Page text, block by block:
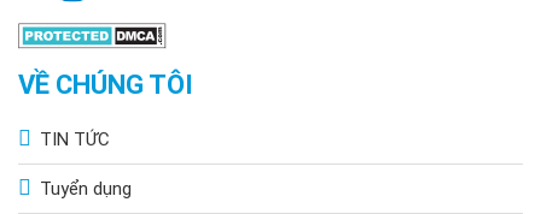
VỀ CHÚNG TÔI
TIN TỨC
Tuyển dụng